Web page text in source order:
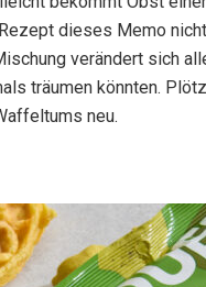
dieses Memo
verändert sich
träumen könnten.
neu.